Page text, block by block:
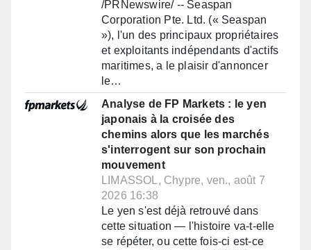
/PRNewswire/ -- Seaspan
Corporation Pte. Ltd. (« Seaspan
»), l'un des principaux propriétaires
et exploitants indépendants d'actifs
maritimes, a le plaisir d'annoncer
le…
Analyse de FP Markets : le yen
japonais à la croisée des
chemins alors que les marchés
s'interrogent sur son prochain
mouvement
LIMASSOL, Chypre, ven., août 7
2026 16:38
Le yen s'est déjà retrouvé dans
cette situation — l'histoire va-t-elle
se répéter, ou cette fois-ci est-ce